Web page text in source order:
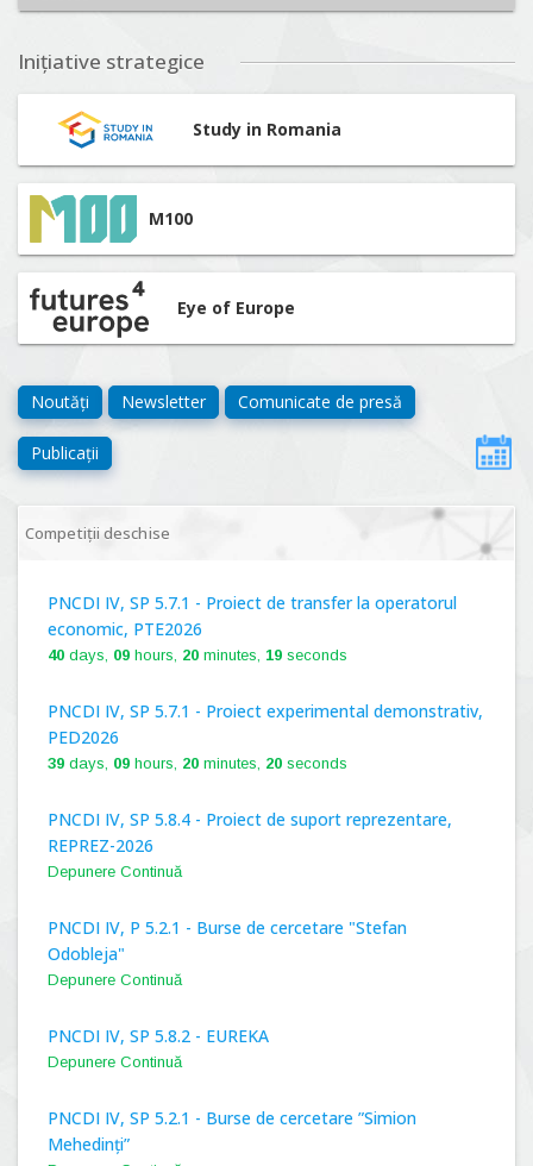
Inițiative strategice
Study in Romania
M100
Eye of Europe
Noutăți Newsletter Comunicate de presă
Publicații
Competiții deschise
PNCDI IV, SP 5.7.1 - Proiect de transfer la operatorul
economic, PTE2026
40 days, 09 hours, 20 minutes, 19 seconds
PNCDI IV, SP 5.7.1 - Proiect experimental demonstrativ,
PED2026
39 days, 09 hours, 20 minutes, 19 seconds
PNCDI IV, SP 5.8.4 - Proiect de suport reprezentare,
REPREZ-2026
Depunere Continuă
PNCDI IV, P 5.2.1 - Burse de cercetare "Stefan
Odobleja"
Depunere Continuă
PNCDI IV, SP 5.8.2 - EUREKA
Depunere Continuă
PNCDI IV, SP 5.2.1 - Burse de cercetare ”Simion
Mehedinți”